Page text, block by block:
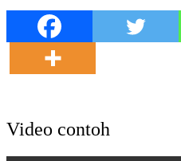
Video contoh